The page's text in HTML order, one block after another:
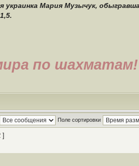
украинка Мария Музычук,
по шахматам!
Поле сортировки
]